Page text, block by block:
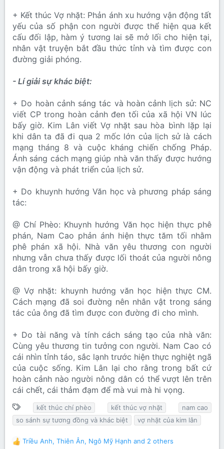
+ Kết thúc Vợ nhặt: Phản ánh xu hướng vận động tất
yếu của số phận con người được thể hiện qua kết
cấu đối lập, hàm ý tương lai sẽ mở lối cho hiện tại,
nhân vật truyện bắt đầu thức tỉnh và tìm được con
đường giải phóng.
- Lí giải sự khác biệt:
+ Do hoàn cảnh sáng tác và hoàn cảnh lịch sử: NC
viết CP trong hoàn cảnh đen tối của xã hội VN lúc
bấy giờ. Kim Lân viết Vợ nhặt sau hòa bình lặp lại
khi dân ta đã đi qua 2 mốc lớn của lịch sử là cách
mạng tháng 8 và cuộc kháng chiến chống Pháp.
Ánh sáng cách mạng giúp nhà văn thấy được hướng
vận động và phát triển của lịch sử.
+ Do khuynh hướng Văn học và phương pháp sáng
tác:
@ Chí Phèo: Khuynh hướng Văn học hiện thực phê
phán, Nam Cao phản ánh hiện thực tăm tối nhằm
phê phán xã hội. Nhà văn yêu thương con người
nhưng vẫn chưa thấy được lối thoát của người nông
dân trong xã hội bấy giờ.
@ Vợ nhặt: khuynh hướng văn học hiện thực CM.
Cách mạng đã soi đường nên nhân vật trong sáng
tác của ông đã tìm được con đường đi cho mình.
+ Do tài năng và tính cách sáng tạo của nhà văn:
Cùng yêu thương tin tưởng con người. Nam Cao có
cái nhìn tỉnh táo, sắc lạnh trước hiện thực nghiệt ngã
của cuộc sống. Kim Lân lại cho rằng trong bất cứ
hoàn cảnh nào người nông dân có thể vượt lên trên
cái chết, cái thảm đạm để mà vui mà hi vọng.
T
ừ
k
h
kết thúc chí phèo kết thúc vợ nhặt
nam cao
so sánh sự tương đồng và khác biệt
vợ nhặt của kim lân
R
Triều Anh, Thiên Ân, Ngô Mỹ Hạnh and 2 others